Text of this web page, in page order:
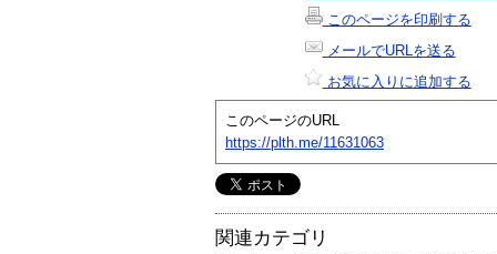
このページを印刷する
メールでURLを送る
お気に入りに追加する
このページのURL
https://plth.me/11631063
関連カテゴリ